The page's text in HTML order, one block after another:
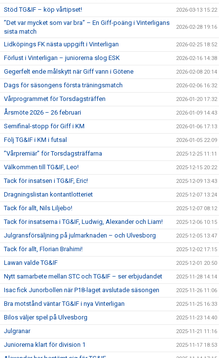
Stöd TG&IF – köp vårtipset! 2026-03-13 15:22
”Det var mycket som var bra” – En Giff-poäng i Vinterligans
sista match
2026-02-28 19:16
Lidköpings FK nästa uppgift i Vinterligan 2026-02-25 18:52
Förlust i Vinterligan – juniorerna slog ESK 2026-02-16 14:38
Gegerfelt ende målskytt när Giff vann i Götene 2026-02-08 20:14
Dags för säsongens första träningsmatch 2026-02-06 16:32
Vårprogrammet för Torsdagsträffen 2026-01-20 17:32
Årsmöte 2026 – 26 februari 2026-01-09 14:43
Semifinal-stopp för Giff i KM 2026-01-06 17:13
Följ TG&IF i KM i futsal 2026-01-05 22:09
”Vårpremiär” för Torsdagsträffarna 2025-12-25 11:11
Välkommen till TG&IF, Leo! 2025-12-15 20:22
Tack för insatsen i TG&IF, Eric! 2025-12-09 13:43
Dragningslistan kontantlotteriet 2025-12-07 13:24
Tack för allt, Nils Liljebo! 2025-12-07 08:12
Tack för insatserna i TG&IF, Ludwig, Alexander och Liam! 2025-12-06 10:15
Julgransförsäljning på julmarknaden – och Ulvesborg 2025-12-05 13:47
Tack för allt, Florian Brahimi! 2025-12-02 17:15
Lawan valde TG&IF 2025-12-01 20:50
Nytt samarbete mellan STC och TG&IF – ser erbjudandet 2025-11-28 14:14
Isac fick Junorbollen när P18-laget avslutade säsongen 2025-11-26 11:06
Bra motstånd väntar TG&IF i nya Vinterligan 2025-11-25 16:33
Bilos väljer spel på Ulvesborg 2025-11-23 14:40
Julgranar 2025-11-21 11:16
Juniorerna klart för division 1 2025-11-17 18:53